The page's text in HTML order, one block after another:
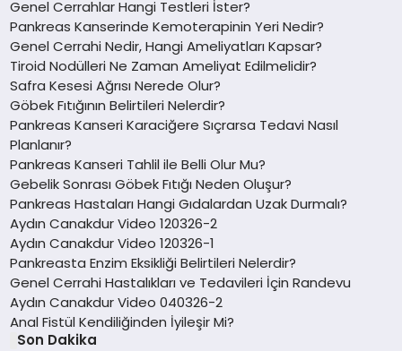
Genel Cerrahlar Hangi Testleri İster?
Pankreas Kanserinde Kemoterapinin Yeri Nedir?
Genel Cerrahi Nedir, Hangi Ameliyatları Kapsar?
Tiroid Nodülleri Ne Zaman Ameliyat Edilmelidir?
Safra Kesesi Ağrısı Nerede Olur?
Göbek Fıtığının Belirtileri Nelerdir?
Pankreas Kanseri Karaciğere Sıçrarsa Tedavi Nasıl
Planlanır?
Pankreas Kanseri Tahlil ile Belli Olur Mu?
Gebelik Sonrası Göbek Fıtığı Neden Oluşur?
Pankreas Hastaları Hangi Gıdalardan Uzak Durmalı?
Aydın Canakdur Video 120326-2
Aydın Canakdur Video 120326-1
Pankreasta Enzim Eksikliği Belirtileri Nelerdir?
Genel Cerrahi Hastalıkları ve Tedavileri İçin Randevu
Aydın Canakdur Video 040326-2
Anal Fistül Kendiliğinden İyileşir Mi?
Son Dakika